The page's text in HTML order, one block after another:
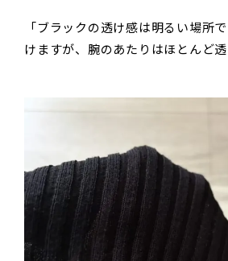
「ブラックの透け感は明るい場所
けますが、腕のあたりはほとんど透